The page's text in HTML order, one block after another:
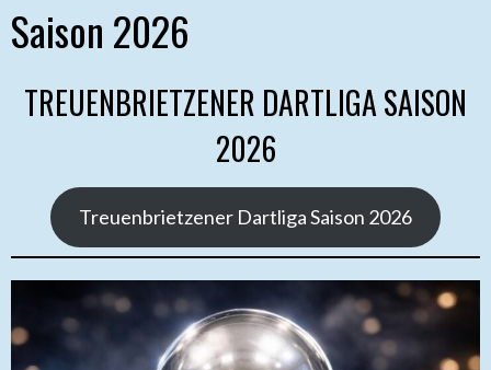
Saison 2026
TREUENBRIETZENER DARTLIGA SAISON
2026
Treuenbrietzener Dartliga Saison 2026